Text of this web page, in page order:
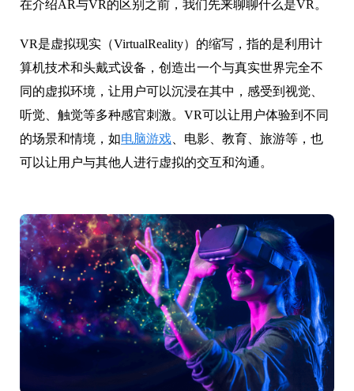
在介绍AR与VR的区别之前，我们先来聊聊什么是VR。
VR是虚拟现实（VirtualReality）的缩写，指的是利用计
算机技术和头戴式设备，创造出一个与真实世界完全不
同的虚拟环境，让用户可以沉浸在其中，感受到视觉、
听觉、触觉等多种感官刺激。VR可以让用户体验到不同
的场景和情境，如电脑游戏 、电影、教育、旅游等，也
可以让用户与其他人进行虚拟的交互和沟通。